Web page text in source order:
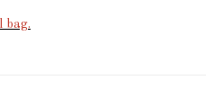
bag.